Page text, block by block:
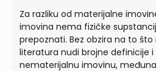
Za razliku od materijalne
imovina nema fizičke
prepoznati. Bez obzira na to
literatura nudi brojne definicije i
nematerijalnu imovinu,